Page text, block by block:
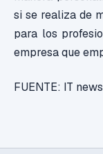
si se realiza de
para los
empresa que
FUENTE: IT news